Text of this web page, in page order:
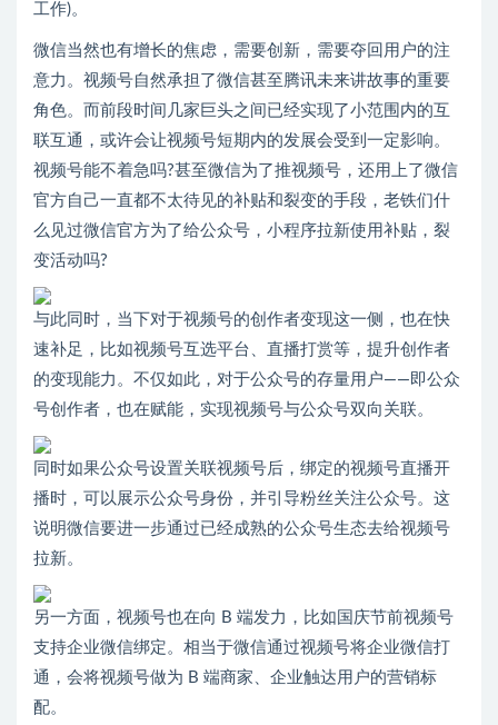
工作)。
微信当然也有增长的焦虑，需要创新，需要夺回用户的注
意力。视频号自然承担了微信甚至腾讯未来讲故事的重要
角色。而前段时间几家巨头之间已经实现了小范围内的互
联互通，或许会让视频号短期内的发展会受到一定影响。
视频号能不着急吗?甚至微信为了推视频号，还用上了微信
官方自己一直都不太待见的补贴和裂变的手段，老铁们什
么见过微信官方为了给公众号，小程序拉新使用补贴，裂
变活动吗?
与此同时，当下对于视频号的创作者变现这一侧，也在快
速补足，比如视频号互选平台、直播打赏等，提升创作者
的变现能力。不仅如此，对于公众号的存量用户——即公众
号创作者，也在赋能，实现视频号与公众号双向关联。
同时如果公众号设置关联视频号后，绑定的视频号直播开
播时，可以展示公众号身份，并引导粉丝关注公众号。这
说明微信要进一步通过已经成熟的公众号生态去给视频号
拉新。
另一方面，视频号也在向 B 端发力，比如国庆节前视频号
支持企业微信绑定。相当于微信通过视频号将企业微信打
通，会将视频号做为 B 端商家、企业触达用户的营销标
配。